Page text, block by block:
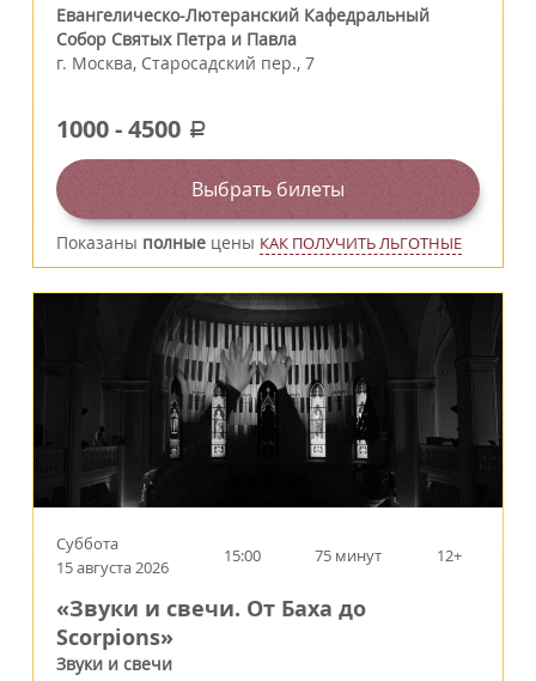
Евангелическо-Лютеранский Кафедральный
Собор Святых Петра и Павла
г. Москва, Старосадский пер., 7
1000-4500 a
Выбрать билеты
Показаны полные цены КАК ПОЛУЧИТЬ ЛЬГОТНЫЕ
Суббота
15 августа 2026
15:00 75 минут 12+
«Звуки и свечи. От Баха до
Scorpions»
Звуки и свечи